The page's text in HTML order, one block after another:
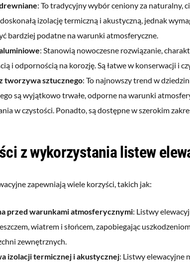
: To tradycyjny wybór ceniony za naturalny,
izolację termiczną i akustyczną, jednak
bardziej podatne na warunki atmosferyczne.
: Stanowią nowoczesne rozwiązanie,
i odpornością na korozję. Są łatwe w konserwacji i
tworzywa sztucznego: To najnowszy trend w
są wyjątkowo trwałe, odporne na warunki
w czystości. Ponadto, są dostępne w szerokim
z wykorzystania listew
zapewniają wiele korzyści, takich jak:
przed warunkami atmosferycznymi: Listwy
wiatrem i słońcem, zapobiegając
zewnętrznych.
izolacji termicznej i akustycznej: Listwy elewacyjne